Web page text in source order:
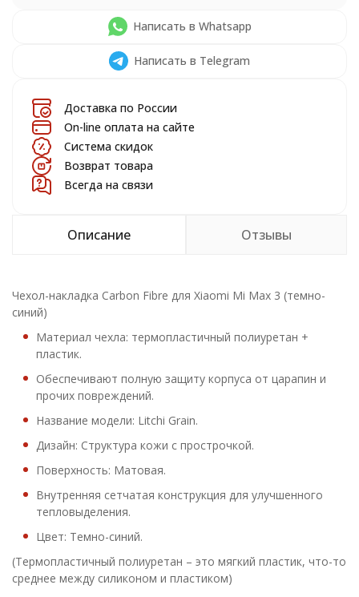
Написать в Whatsapp
Написать в Telegram
Доставка по России
On-line оплата на сайте
Система скидок
Возврат товара
Всегда на связи
Описание Отзывы
Чехол-накладка Carbon Fibre для Xiaomi Mi Max 3 (темно-
синий)
Материал чехла: термопластичный полиуретан +
пластик.
Обеспечивают полную защиту корпуса от царапин и
прочих повреждений.
Название модели: Litchi Grain.
Дизайн: Структура кожи с прострочкой.
Поверхность: Матовая.
Внутренняя сетчатая конструкция для улучшенного
тепловыделения.
Цвет: Темно-синий.
(Термопластичный полиуретан – это мягкий пластик, что-то
среднее между силиконом и пластиком)